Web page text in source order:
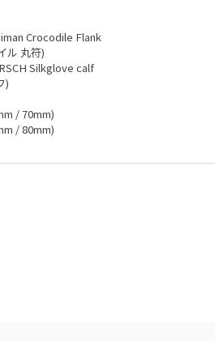
Crocodile Flank
ル 丸符)
Silkglove calf
)
/ 70mm)
/ 80mm)